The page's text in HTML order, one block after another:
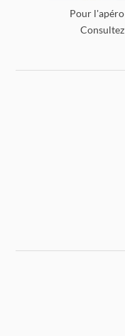
Pour l'apéro